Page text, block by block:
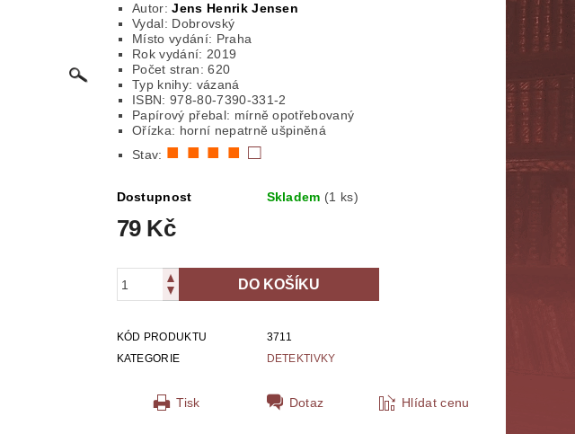
LITERATURA HISTORICKÁ LITERATURA LÉKAŘSKÁ
MÍSTOPIS NÁBOŽENSTVÍ
POHLEDNICE POLITOLOGIE, SOCIOLOGIE
SLOVNÍKY SPORT
ZOOLOGIE ZPĚVNÍKY, NOTY ZOBRAZ VŠE
Autor:Jens Henrik Jensen
Vydal: Dobrovský
Místo vydání: Praha
Rok vydání: 2019
Počet stran: 620
Typ knihy: vázaná
ISBN: 978-80-7390-331-2
Papírový přebal: mírně opotřebovaný
Ořízka: horní nepatrně ušpiněná
Stav: ■ ■ ■ ■ □
Dostupnost Skladem (1 ks)
79 Kč
KÓD PRODUKTU
3711
KATEGORIE
DETEKTIVKY
Tisk Dotaz Hlídat cenu